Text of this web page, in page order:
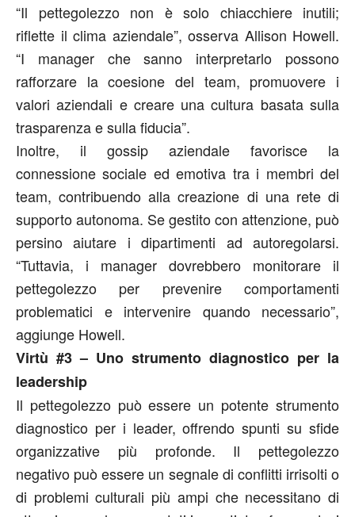
“Il pettegolezzo non è solo chiacchiere inutili;
riflette il clima aziendale”, osserva Allison Howell.
“I manager che sanno interpretarlo possono
rafforzare la coesione del team, promuovere i
valori aziendali e creare una cultura basata sulla
trasparenza e sulla fiducia”.
Inoltre, il gossip aziendale favorisce la
connessione sociale ed emotiva tra i membri del
team, contribuendo alla creazione di una rete di
supporto autonoma. Se gestito con attenzione, può
persino aiutare i dipartimenti ad autoregolarsi.
“Tuttavia, i manager dovrebbero monitorare il
pettegolezzo per prevenire comportamenti
problematici e intervenire quando necessario”,
aggiunge Howell.
Virtù #3 – Uno strumento diagnostico per la
leadership
Il pettegolezzo può essere un potente strumento
diagnostico per i leader, offrendo spunti su sfide
organizzative più profonde. Il pettegolezzo
negativo può essere un segnale di conflitti irrisolti o
di problemi culturali più ampi che necessitano di